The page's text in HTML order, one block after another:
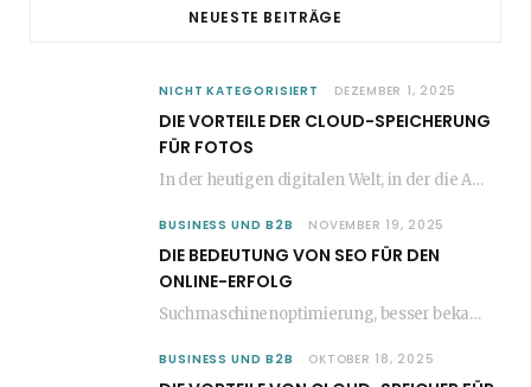
NEUESTE BEITRÄGE
NICHT KATEGORISIERT DEZEMBER 1, 2025
DIE VORTEILE DER CLOUD-SPEICHERUNG
FÜR FOTOS
In der heutigen digitalen Welt, in der die Anzahl der aufgenommenen Fotos stetig zunimmt, wird…
BUSINESS UND B2B NOVEMBER 19, 2025
DIE BEDEUTUNG VON SEO FÜR DEN
ONLINE-ERFOLG
Suchmaschinenoptimierung, besser bekannt als SEO, ist ein entscheidender Faktor für den Erfolg jeder Website im…
BUSINESS UND B2B OKTOBER 18, 2025